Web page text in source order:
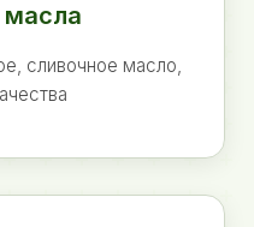
сливочное масло,